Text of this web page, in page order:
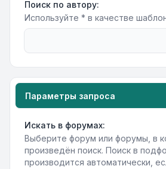
Поиск по автору:
Используйте * в качестве
Параметры запроса
Искать в форумах:
Выберите форум или форумы, в
произведён поиск. Поиск в
производится автоматически,